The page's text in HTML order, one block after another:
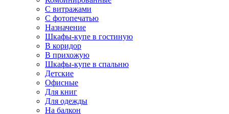
С витражами
С фотопечатью
Назначение
Шкафы-купе в гостиную
В коридор
В прихожую
Шкафы-купе в спальню
Детские
Офисные
Для книг
Для одежды
На балкон